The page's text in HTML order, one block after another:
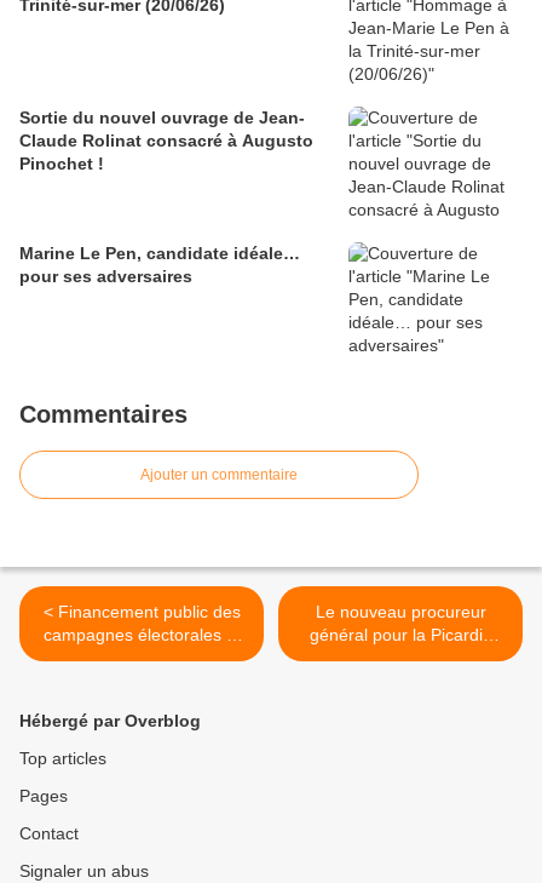
Trinité-sur-mer (20/06/26)
Sortie du nouvel ouvrage de Jean-
Claude Rolinat consacré à Augusto
Pinochet !
Marine Le Pen, candidate idéale…
pour ses adversaires
Commentaires
Ajouter un commentaire
< Financement public des
campagnes électorales et
financement public des
Le nouveau procureur
général pour la Picardie
prétend combattre
Hébergé par Overblog
Top articles
Pages
Contact
Signaler un abus